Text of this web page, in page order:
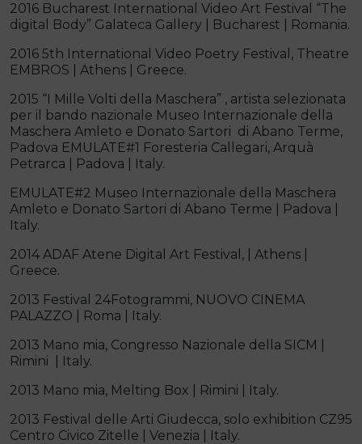
2016 Bucharest International Video Art Festival “The
digital Body” Galateca Gallery | Bucharest | Romania.
2016 5th International Video Poetry Festival, Theatre
EMBROS | Athens | Greece.
2015 “I Mille Volti della Maschera” , artista selezionata
per il bando nazionale Museo Internazionale della
Maschera Amleto e Donato Sartori di Abano Terme,
Padova EMULATE#1 Foresteria Callegari, Arquà
Petrarca | Padova | Italy.
EMULATE#2 Museo Internazionale della Maschera
Amleto e Donato Sartori di Abano Terme | Padova |
Italy.
2014 ADAF Atene Digital Art Festival, | Athens |
Greece.
2013 Festival 24Fotogrammi, NUOVO CINEMA
PALAZZO | Roma | Italy.
2013 Mano mia, Congresso Nazionale della SICM |
Rimini | Italy.
2013 Mano mia, Melting Box | Rimini | Italy.
2013 Festival delle Arti Giudecca, solo exhibition CZ95
Centro Civico Zitelle | Venezia | Italy.